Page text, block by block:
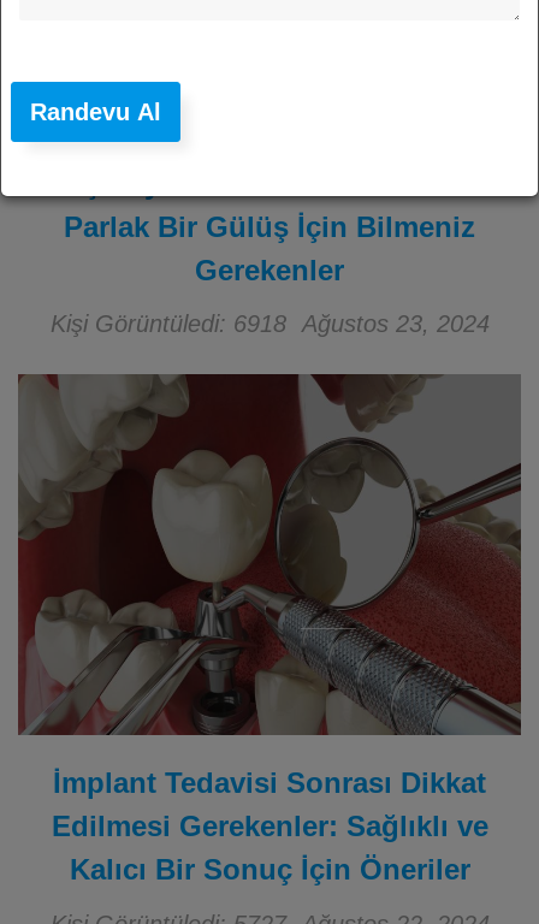
Parlak Bir Gülüş İçin Bilmeniz
Gerekenler
Kişi Görüntüledi: 6918 Ağustos 23, 2024
İmplant Tedavisi Sonrası Dikkat
Edilmesi Gerekenler: Sağlıklı ve
Kalıcı Bir Sonuç İçin Öneriler
Randevu Al